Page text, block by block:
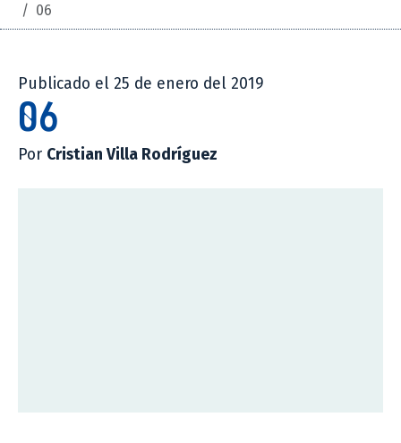
/ 06
Publicado el 25 de enero del 2019
06
Por Cristian Villa Rodríguez